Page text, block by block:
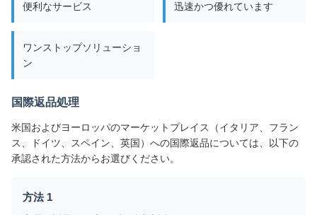
便利なサービス 迅速かつ優れています
ワンストップソリューショ
ン
国際返品処理
米国およびヨーロッパのマーケットプレイス（イタリア、フラン
ス、ドイツ、スペイン、英国）への国際返品については、以下の
承認された方法からお選びください。
方法 1